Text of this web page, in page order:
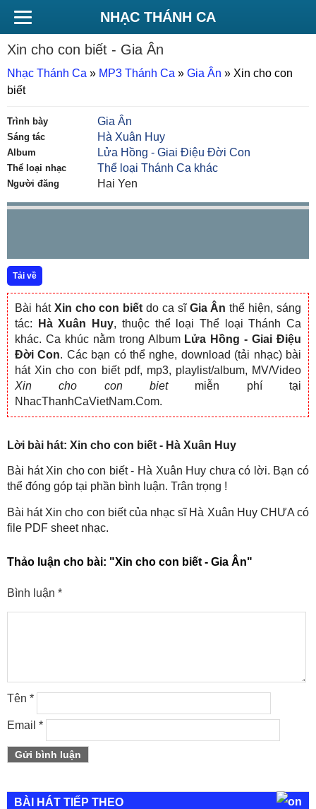
NHẠC THÁNH CA
Xin cho con biết - Gia Ân
Nhạc Thánh Ca » MP3 Thánh Ca » Gia Ân » Xin cho con
biết
Trình bày Gia Ân
Sáng tác Hà Xuân Huy
Album Lửa Hồng - Giai Điệu Đời Con
Thể loại nhạc Thể loại Thánh Ca khác
Người đăng Hai Yen
Tải về
Bài hát Xin cho con biết do ca sĩ Gia Ân thể hiện, sáng
tác:
Hà Xuân Huy, thuộc thể loại Thể loại Thánh Ca
khác. Ca khúc nằm trong Album Lửa Hồng - Giai Điệu
Đời Con. Các bạn có thể nghe, download (tải nhạc) bài
hát Xin cho con biết pdf, mp3, playlist/album, MV/Video
Xin cho con bietmiễn phí tại
NhacThanhCaVietNam.Com.
Lời bài hát: Xin cho con biết - Hà Xuân Huy
Bài hát Xin cho con biết - Hà Xuân Huy chưa có lời. Bạn có
thể đóng góp tại phần bình luận. Trân trọng !
Bài hát Xin cho con biết của nhạc sĩ Hà Xuân Huy CHƯA có
file PDF sheet nhạc.
Thảo luận cho bài: "Xin cho con biết - Gia Ân"
Bình luận *
Tên *
Email *
BÀI HÁT TIẾP THEO